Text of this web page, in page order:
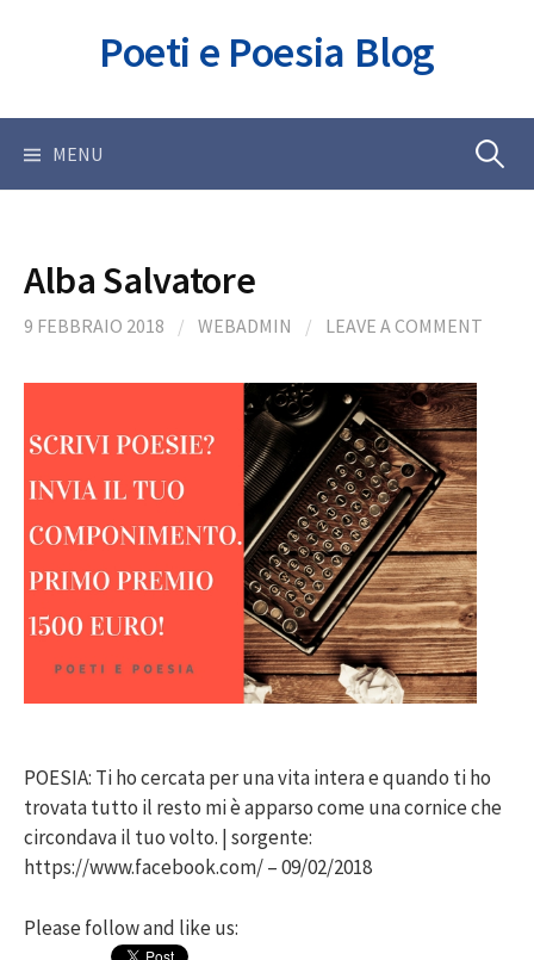
Poeti e Poesia Blog
MENU Ricerca
Alba Salvatore
9 FEBBRAIO 2018 / WEBADMIN / LEAVE A COMMENT
POESIA: Ti ho cercata per una vita intera e quando ti ho
trovata tutto il resto mi è apparso come una cornice che
circondava il tuo volto. | sorgente:
https://www.facebook.com/ – 09/02/2018
Please follow and like us: